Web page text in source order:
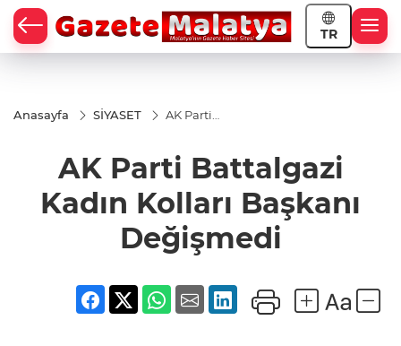
TR
Anasayfa SİYASET
AK Parti
Kolları
Başkanı
AK Parti Battalgazi
Kadın Kolları Başkanı
Değişmedi